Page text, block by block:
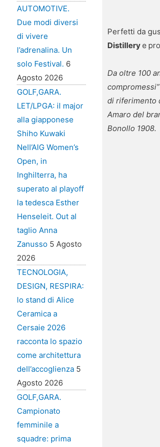
AUTOMOTIVE.
Due modi diversi
di vivere
l’adrenalina. Un
solo Festival. 6
Agosto 2026
GOLF,GARA.
LET/LPGA: il major
alla giapponese
Shiho Kuwaki
Nell’AIG Women’s
Open, in
Inghilterra, ha
superato al playoff
la tedesca Esther
Henseleit. Out al
taglio Anna
Zanusso 5 Agosto
2026
TECNOLOGIA,
DESIGN, RESPIRA:
lo stand di Alice
Ceramica a
Cersaie 2026
racconta lo spazio
come architettura
dell’accoglienza 5
Agosto 2026
GOLF,GARA.
Campionato
femminile a
squadre: prima
Perfetti da
Distillerye
Da oltre 100
di riferimento
Amaro del
Bonollo 1908.